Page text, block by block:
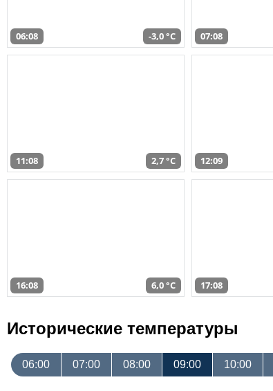
06:08 -3,0 °C 07:08
11:08 2,7 °C 12:09
16:08 6,0 °C 17:08
Исторические температуры
06:00 07:00 08:00 09:00 10:00